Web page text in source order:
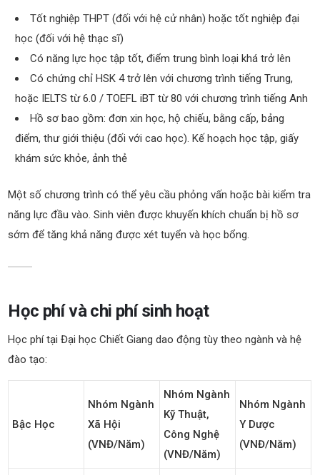
Tốt nghiệp THPT (đối với hệ cử nhân) hoặc tốt nghiệp đại
học (đối với hệ thạc sĩ)
Có năng lực học tập tốt, điểm trung bình loại khá trở lên
Có chứng chỉ HSK 4 trở lên với chương trình tiếng Trung,
hoặc IELTS từ 6.0 / TOEFL iBT từ 80 với chương trình tiếng Anh
Hồ sơ bao gồm: đơn xin học, hộ chiếu, bằng cấp, bảng
điểm, thư giới thiệu (đối với cao học). Kế hoạch học tập, giấy
khám sức khỏe, ảnh thẻ
Một số chương trình có thể yêu cầu phỏng vấn hoặc bài kiểm tra
năng lực đầu vào. Sinh viên được khuyến khích chuẩn bị hồ sơ
sớm để tăng khả năng được xét tuyển và học bổng.
Học phí và chi phí sinh hoạt
Học phí tại Đại học Chiết Giang dao động tùy theo ngành và hệ
đào tạo:
Bậc Học
Nhóm Ngành
Xã Hội
(VNĐ/năm)
Nhóm Ngành
Kỹ Thuật,
Công Nghệ
(VNĐ/năm)
Nhóm Ngành
Y Dược
(VNĐ/năm)